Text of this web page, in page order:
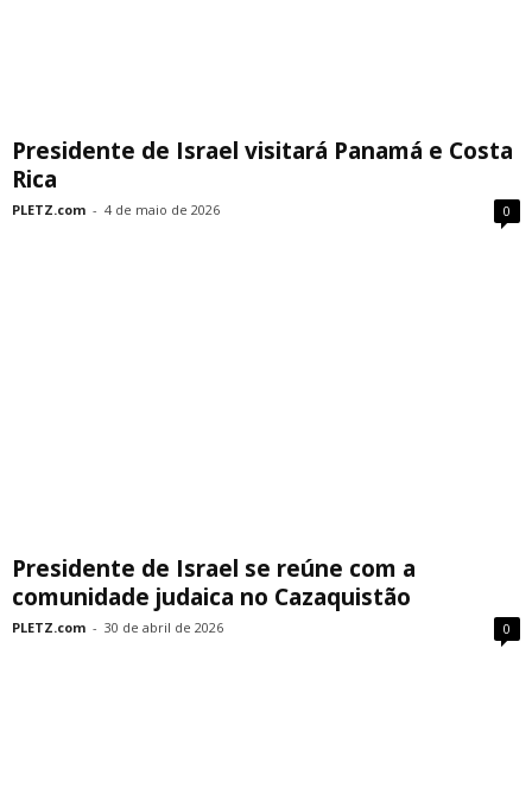
Presidente de Israel visitará Panamá e Costa
Rica
PLETZ.com - 4 de maio de 2026 0
Presidente de Israel se reúne com a
comunidade judaica no Cazaquistão
PLETZ.com - 30 de abril de 2026 0